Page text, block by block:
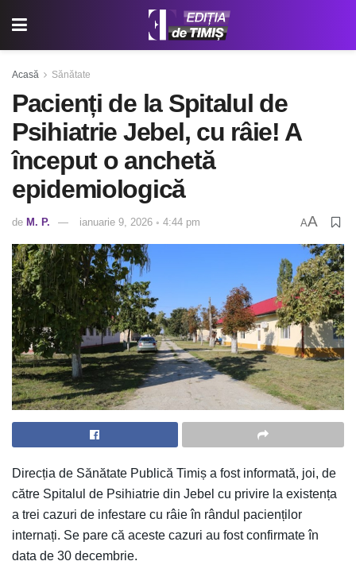
Acasă Sănătate
Pacienți de la Spitalul de
Psihiatrie Jebel, cu râie! A
început o anchetă
epidemiologică
de M. P. ianuarie 9, 2026 ◦ 4:44 pm AA
Direcția de Sănătate Publică Timiș a fost informată, joi, de
către Spitalul de Psihiatrie din Jebel cu privire la existența
a trei cazuri de infestare cu râie în rândul pacienților
internați. Se pare că aceste cazuri au fost confirmate în
data de 30 decembrie.